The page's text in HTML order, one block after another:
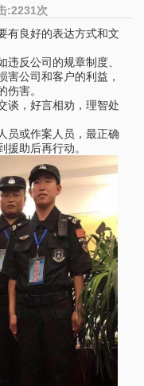
:2231次
有良好的表达方式和文
反公司的规章制度、
害公司和客户的利益，
害。
谈，好言相劝，理智处
员或作案人员，最正确
助后再行动。